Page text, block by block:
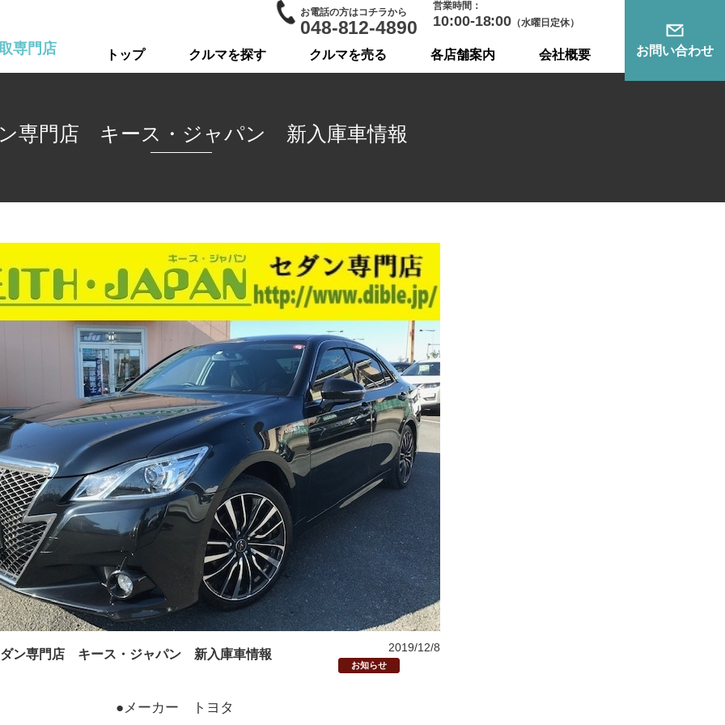
専門店
お電話の方はコチラから
048-812-4890
営業時間：
10:00-18:00 （水曜日定休）
トップ クルマを探す クルマを売る 各店舗案内 会社概要 お問い合わせ
専門店 キース・ジャパン 新入庫車情報
ン専門店 キース・ジャパン 新入庫車情報 2019/12/8
お知らせ
●メーカー トヨタ